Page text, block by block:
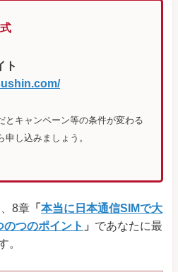
ト
キャンペーン等の条件が変わる
し込みましょう。
8章 「 本当に日本通信SIMで大
つのポイント 」 であなたに最
。